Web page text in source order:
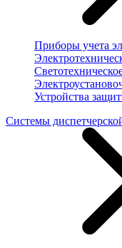
Приборы учета
Устройства
Системы